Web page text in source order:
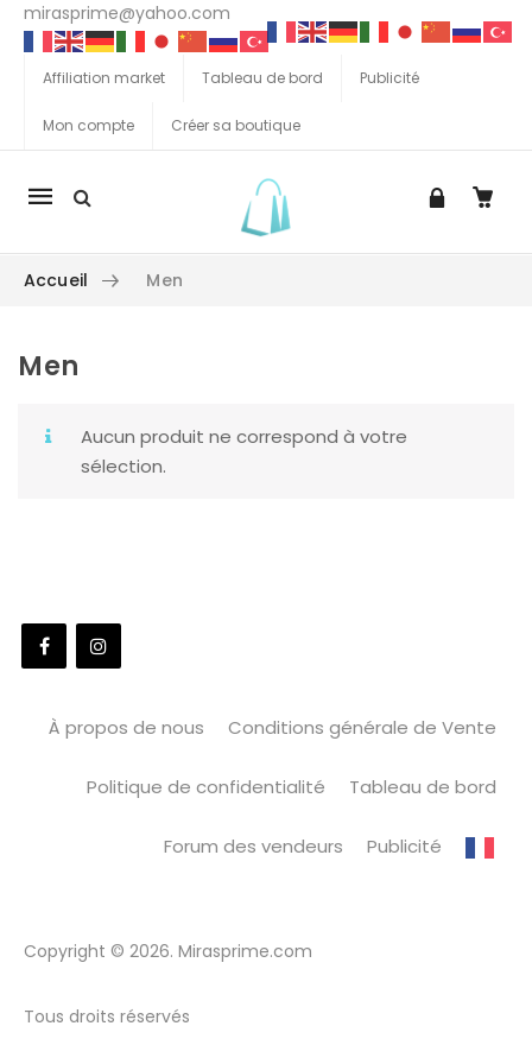
mirasprime@yahoo.com
Affiliation market Tableau de bord Publicité
Mon compte Créer sa boutique
La
Mobile
Accueil Men
Aller au contenu
Men
Aucun produit ne correspond à votre
sélection.
À propos de nous Conditions générale de Vente
Politique de confidentialité Tableau de bord
Forum des vendeurs Publicité
Copyright © 2026. Mirasprime.com
Tous droits réservés